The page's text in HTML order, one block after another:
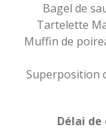
Bagel de
Tartelette
Muffin de
Superposition
Délai de